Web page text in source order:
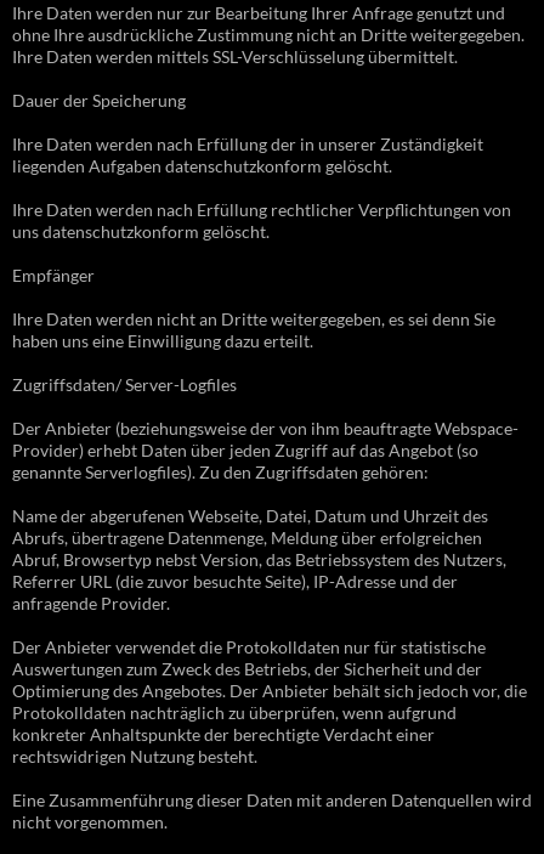
Ihre Daten werden nur zur Bearbeitung Ihrer Anfrage genutzt und
ohne Ihre ausdrückliche Zustimmung nicht an Dritte weitergegeben.
Ihre Daten werden mittels SSL-Verschlüsselung übermittelt.
Dauer der Speicherung
Ihre Daten werden nach Erfüllung der in unserer Zuständigkeit
liegenden Aufgaben datenschutzkonform gelöscht.
Ihre Daten werden nach Erfüllung rechtlicher Verpflichtungen von
uns datenschutzkonform gelöscht.
Empfänger
Ihre Daten werden nicht an Dritte weitergegeben, es sei denn Sie
haben uns eine Einwilligung dazu erteilt.
Zugriffsdaten/ Server-Logfiles
Der Anbieter (beziehungsweise der von ihm beauftragte Webspace-
Provider) erhebt Daten über jeden Zugriff auf das Angebot (so
genannte Serverlogfiles). Zu den Zugriffsdaten gehören:
Name der abgerufenen Webseite, Datei, Datum und Uhrzeit des
Abrufs, übertragene Datenmenge, Meldung über erfolgreichen
Abruf, Browsertyp nebst Version, das Betriebssystem des Nutzers,
Referrer URL (die zuvor besuchte Seite), IP-Adresse und der
anfragende Provider.
Der Anbieter verwendet die Protokolldaten nur für statistische
Auswertungen zum Zweck des Betriebs, der Sicherheit und der
Optimierung des Angebotes. Der Anbieter behält sich jedoch vor, die
Protokolldaten nachträglich zu überprüfen, wenn aufgrund
konkreter Anhaltspunkte der berechtigte Verdacht einer
rechtswidrigen Nutzung besteht.
Eine Zusammenführung dieser Daten mit anderen Datenquellen wird
nicht vorgenommen.